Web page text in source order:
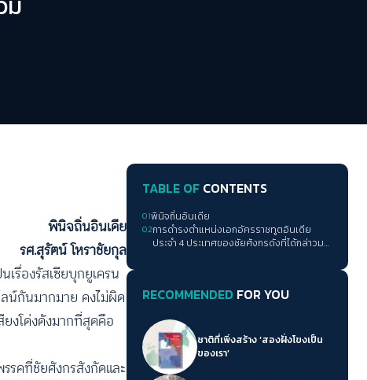
พินิจถิ่นอินเดีย
รศ.สุรัตน์ โหราชัยกุล
เรื่องรัสเซียบุกยูเครน
น์กันมากมาย คงไม่ผิด
งโด่งดังมากที่สุดคือ
รคที่ชัยศังกรสังกัดและ
TABLE OF CONTENTS
01พินิจถิ่นอินเดีย
02การดำรงตำแหน่งเอกอัครราชทูตอินเดีย
ประจำ 4 ประเทศของชัยศังกรดังที่ได้กล่าวมา
RECOMMENDED FOR YOU
ชาติที่เพิ่งสร้าง ‘สองฝั่งโขงเป็น
ของเรา’